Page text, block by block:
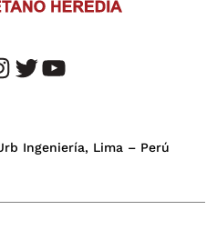
twitter youtube
Ingeniería, Lima – Perú